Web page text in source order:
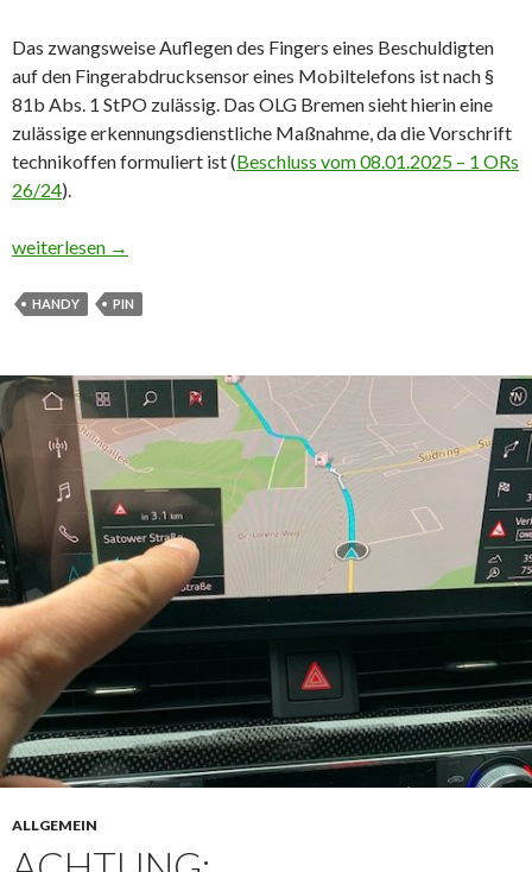
Das zwangsweise Auflegen des Fingers eines Beschuldigten
auf den Fingerabdrucksensor eines Mobiltelefons ist nach §
81b Abs. 1 StPO zulässig. Das OLG Bremen sieht hierin eine
zulässige erkennungsdienstliche Maßnahme, da die Vorschrift
technikoffen formuliert ist (Beschluss vom 08.01.2025 – 1 ORs
26/24).
Zulässig: Polizei erzwingt Fingerabdruck
weiterlesen →
HANDY PIN
ALLGEMEIN